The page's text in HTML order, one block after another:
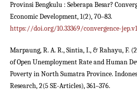
Provinsi Bengkulu : Seberapa Besar?
Economic Development, 1(2), 70–83.
https://doi.org/10.33369/convergence-
Marpaung, R. A. R., Sintia, I., & Rahayu, F.
of Open Unemployment Rate and Human
Poverty in North Sumatra Province.
Research, 2(5 SE-Articles), 361–376.